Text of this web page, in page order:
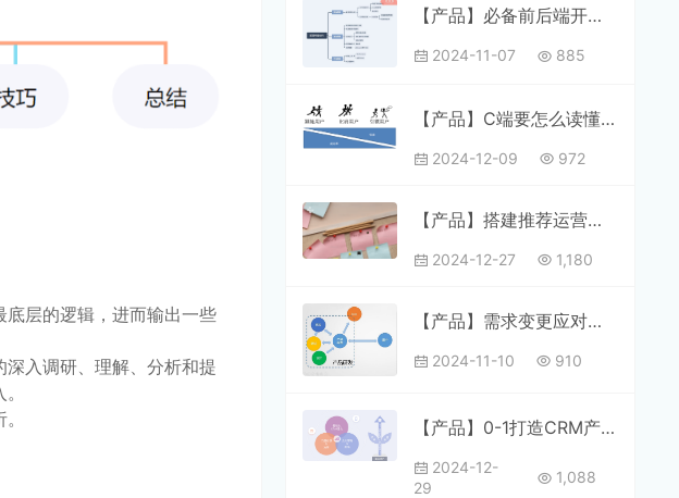
层的逻辑，进而输出一些
入调研、理解、分析和提
【产品】必备前后端开发知识
2024-11-07 885
【产品】C端要怎么读懂用户
2024-12-09 972
【产品】搭建推荐运营平台
2024-12-27 1,180
【产品】需求变更应对指南
2024-11-10 910
【产品】0-1打造CRM产品全攻略
2024-12-
29
1,088